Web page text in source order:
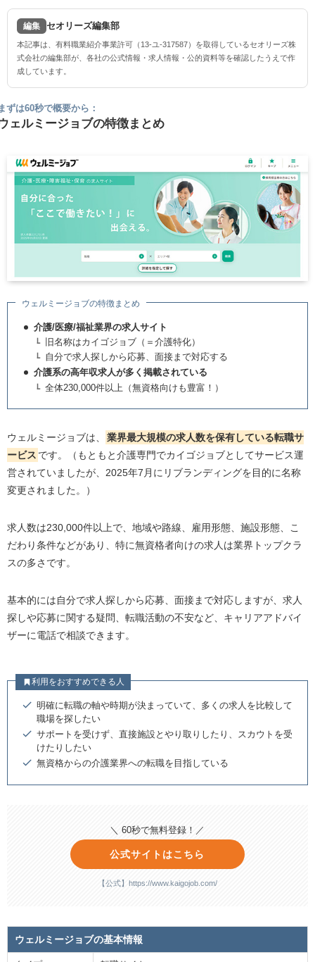
編集 セオリーズ編集部
本記事は、有料職業紹介事業許可（13-ユ-317587）を取得しているセオリーズ株
式会社の編集部が、各社の公式情報・求人情報・公的資料等を確認したうえで作
成しています。
ずは60秒で概要から：
ェルミージョブの特徴まとめ
ウェルミージョブの特徴まとめ
介護/医療/福祉業界の求人サイト
旧名称はカイゴジョブ（＝介護特化）
自分で求人探しから応募、面接まで対応する
介護系の高年収求人が多く掲載されている
全体230,000件以上（無資格向けも豊富！）
ウェルミージョブは、
業界最大規模の求人数を保有している転職サ
ービス です。（もともと介護専門でカイゴジョブとしてサービス運
営されていましたが、2025年7月にリブランディングを目的に名称
変更されました。）
求人数は230,000件以上で、地域や路線、雇用形態、施設形態、こ
だわり条件などがあり、特に無資格者向けの求人は業界トップクラ
スの多さです。
基本的には自分で求人探しから応募、面接まで対応しますが、求人
探しや応募に関する疑問、転職活動の不安など、キャリアアドバイ
ザーに電話で相談できます。
利用をおすすめできる人
明確に転職の軸や時期が決まっていて、多くの求人を比較して
職場を探したい
サポートを受けず、直接施設とやり取りしたり、スカウトを受
けたりしたい
無資格からの介護業界への転職を目指している
＼ 60秒で無料登録！／
公式サイトはこちら
【公式】https://www.kaigojob.com/
ウェルミージョブの基本情報